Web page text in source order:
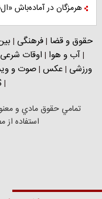
هرمزگان در آماده‌باش
حقوق و قضا |فرهنگی |
|آب و هوا | اوقات شرعی
ورزشی |عکس |صوت و
|
تمامي حقوق مادي و
استفاده از